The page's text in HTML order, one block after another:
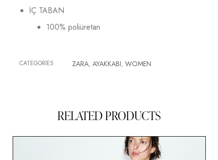
İÇ TABAN
100% poliüretan
CATEGORIES ZARA, AYAKKABI, WOMEN
RELATED PRODUCTS